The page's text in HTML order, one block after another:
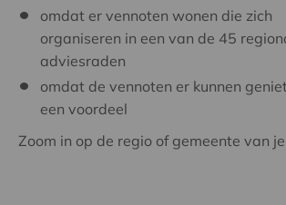
omdat er vennoten wonen die zich
organiseren in een van de 45
adviesraden
omdat de vennoten er kunnen
een voordeel
Zoom in op de regio of gemeente van